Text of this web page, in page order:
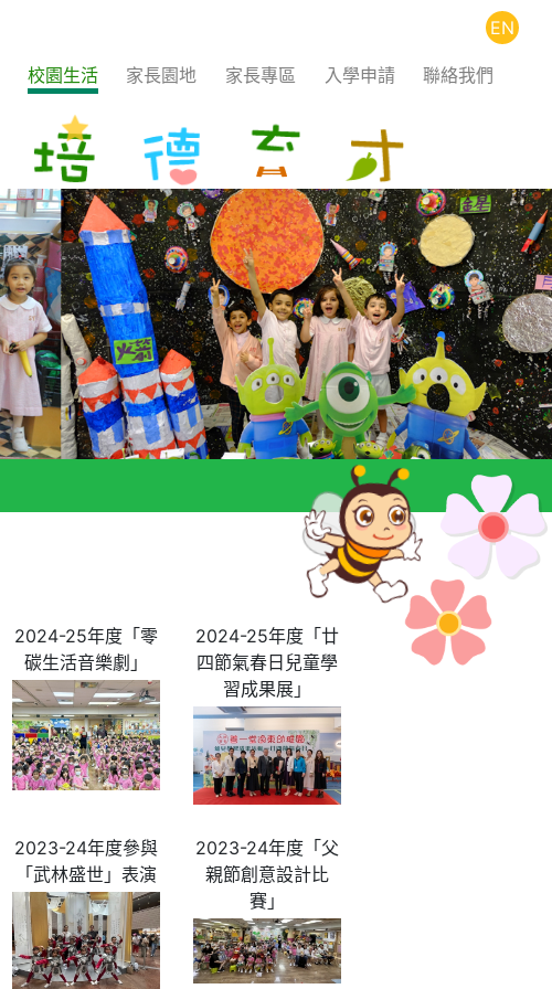
校園生活 家長園地 家長專區 入學申請 聯絡我們
EN
2024-25年度「零
碳生活音樂劇」
2024-25年度「廿
四節氣春日兒童學
習成果展」
2023-24年度參與
「武林盛世」表演
2023-24年度「父
親節創意設計比
賽」